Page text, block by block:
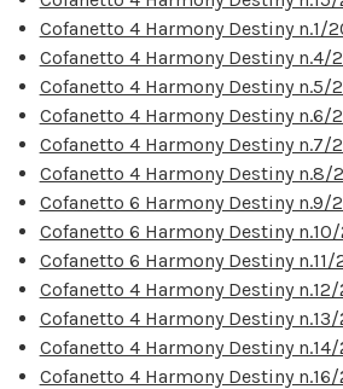
Cofanetto 4 Harmony Destiny n.1/
Cofanetto 4 Harmony Destiny n.4/
Cofanetto 4 Harmony Destiny n.5/
Cofanetto 4 Harmony Destiny n.6/
Cofanetto 4 Harmony Destiny n.7/
Cofanetto 4 Harmony Destiny n.8/
Cofanetto 6 Harmony Destiny n.9/
Cofanetto 6 Harmony Destiny n.10/
Cofanetto 6 Harmony Destiny n.11/
Cofanetto 4 Harmony Destiny n.12/
Cofanetto 4 Harmony Destiny n.13/
Cofanetto 4 Harmony Destiny n.14/
Cofanetto 4 Harmony Destiny n.16/